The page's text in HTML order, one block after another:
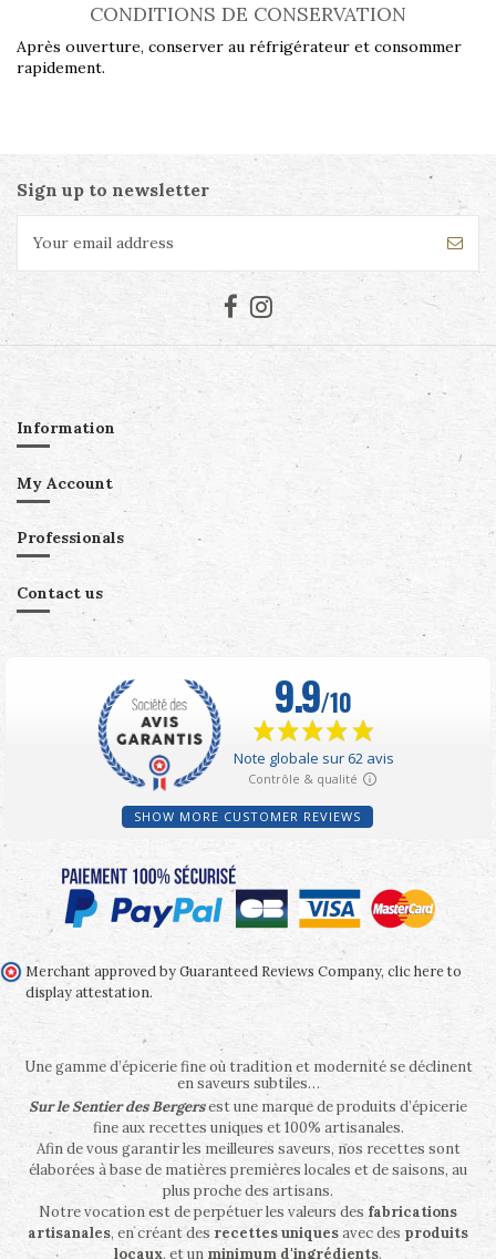
CONDITIONS DE CONSERVATION
Après ouverture, conserver au réfrigérateur et consommer
rapidement.
Sign up to newsletter
Information
My Account
Professionals
Contact us
SHOW MORE CUSTOMER REVIEWS
Merchant approved by Guaranteed Reviews Company, clic here to
display attestation.
Une gamme d’épicerie fine où tradition et modernité se déclinent
en saveurs subtiles…
Sur le Sentier des Bergersest une marque de produits d’épicerie
fine aux recettes uniques et 100% artisanales.
Afin de vous garantir les meilleures saveurs, nos recettes sont
élaborées à base de matières premières locales et de saisons, au
plus proche des artisans.
Notre vocation est de perpétuer les valeurs des fabrications
artisanales, en créant des recettes uniquesavec des produits
locaux, et un minimum d'ingrédients.